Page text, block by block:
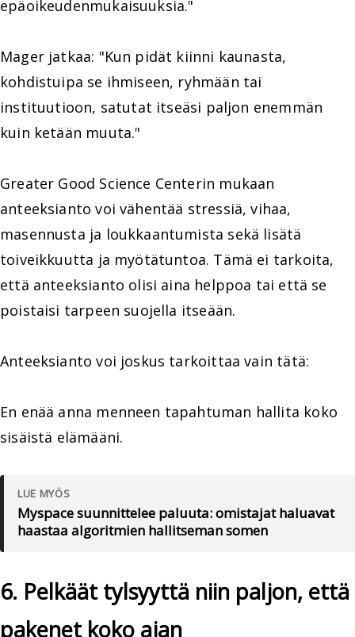
epäoikeudenmukaisuuksia."
Mager jatkaa: "Kun pidät kiinni kaunasta,
kohdistuipa se ihmiseen, ryhmään tai
instituutioon, satutat itseäsi paljon enemmän
kuin ketään muuta."
Greater Good Science Centerin mukaan
anteeksianto voi vähentää stressiä, vihaa,
masennusta ja loukkaantumista sekä lisätä
toiveikkuutta ja myötätuntoa. Tämä ei tarkoita,
että anteeksianto olisi aina helppoa tai että se
poistaisi tarpeen suojella itseään.
Anteeksianto voi joskus tarkoittaa vain tätä:
En enää anna menneen tapahtuman hallita koko
sisäistä elämääni.
LUE MYÖS
Myspace suunnittelee paluuta: omistajat haluavat
haastaa algoritmien hallitseman somen
6. Pelkäät tylsyyttä niin paljon, että
pakenet koko ajan